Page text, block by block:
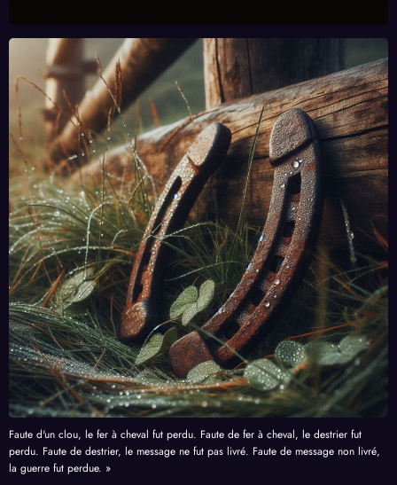
Faute d'un clou, le fer à cheval fut perdu. Faute de fer à cheval, le destrier fut
perdu. Faute de destrier, le message ne fut pas livré. Faute de message non livré,
la guerre fut perdue. »